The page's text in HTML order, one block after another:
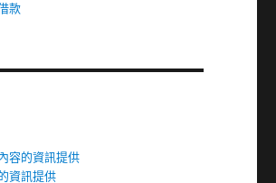
款
容的資訊提供
資訊提供